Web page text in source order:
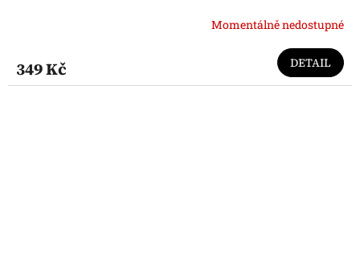
Momentálně nedostupné
349 Kč DETAIL